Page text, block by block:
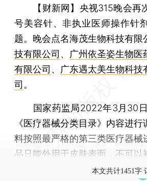
【财新网】 央视315晚会再
号美容针、非执业医师操作针
题。晚会点名海茂生物科技有限
技有限公司 、 广州依圣姿生物医
有限公司 、 广东遇太美生物科技
司 。
国家药监局2022年3月30日
《医疗器械分类目录》内容进
料按照最严格的第三类医疗器
品只能外用于皮肤表面，不可以
本文共计1451字